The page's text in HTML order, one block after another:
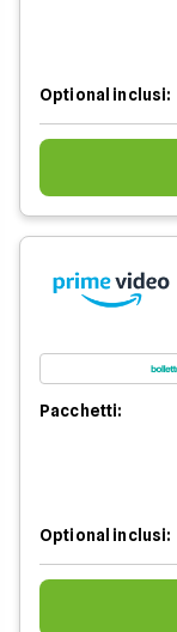
Optional inclusi:
Pacchetti:
Optional inclusi: